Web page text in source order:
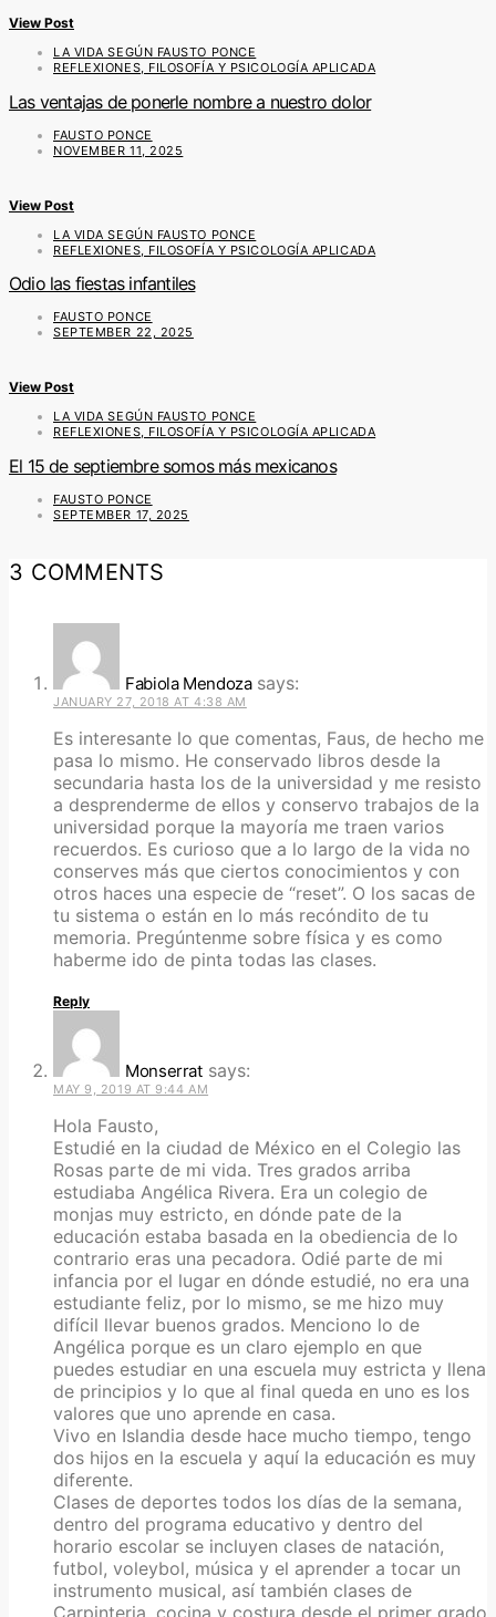
View Post
LA VIDA SEGÚN FAUSTO PONCE
REFLEXIONES, FILOSOFÍA Y PSICOLOGÍA APLICADA
Las ventajas de ponerle nombre a nuestro dolor
FAUSTO PONCE
NOVEMBER 11, 2025
View Post
LA VIDA SEGÚN FAUSTO PONCE
REFLEXIONES, FILOSOFÍA Y PSICOLOGÍA APLICADA
Odio las fiestas infantiles
FAUSTO PONCE
SEPTEMBER 22, 2025
View Post
LA VIDA SEGÚN FAUSTO PONCE
REFLEXIONES, FILOSOFÍA Y PSICOLOGÍA APLICADA
El 15 de septiembre somos más mexicanos
FAUSTO PONCE
SEPTEMBER 17, 2025
3 COMMENTS
Fabiola Mendoza says:
JANUARY 27, 2018 AT 4:38 AM
Es interesante lo que comentas, Faus, de hecho me
pasa lo mismo. He conservado libros desde la
secundaria hasta los de la universidad y me resisto
a desprenderme de ellos y conservo trabajos de la
universidad porque la mayoría me traen varios
recuerdos. Es curioso que a lo largo de la vida no
conserves más que ciertos conocimientos y con
otros haces una especie de “reset”. O los sacas de
tu sistema o están en lo más recóndito de tu
memoria. Pregúntenme sobre física y es como
haberme ido de pinta todas las clases.
Reply
Monserrat says:
MAY 9, 2019 AT 9:44 AM
Hola Fausto,
Estudié en la ciudad de México en el Colegio las
Rosas parte de mi vida. Tres grados arriba
estudiaba Angélica Rivera. Era un colegio de
monjas muy estricto, en dónde pate de la
educación estaba basada en la obediencia de lo
contrario eras una pecadora. Odié parte de mi
infancia por el lugar en dónde estudié, no era una
estudiante feliz, por lo mismo, se me hizo muy
difícil llevar buenos grados. Menciono lo de
Angélica porque es un claro ejemplo en que
puedes estudiar en una escuela muy estricta y llena
de principios y lo que al final queda en uno es los
valores que uno aprende en casa.
Vivo en Islandia desde hace mucho tiempo, tengo
dos hijos en la escuela y aquí la educación es muy
diferente.
Clases de deportes todos los días de la semana,
dentro del programa educativo y dentro del
horario escolar se incluyen clases de natación,
futbol, voleybol, música y el aprender a tocar un
instrumento musical, así también clases de
Carpinteria, cocina y costura desde el primer grado